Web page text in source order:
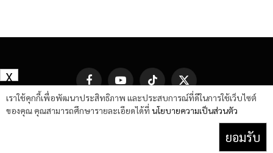
FacebookYouTube TikTok
X
(Twitter)
เราใช้คุกกี้เพื่อพัฒนาประสิทธิภาพ และประสบการณ์ที่ดีในการใช้เว็บไซต์
ของคุณ คุณสามารถศึกษารายละเอียดได้ที่ นโยบายความเป็นส่วนตัว
ยอมรับ
X